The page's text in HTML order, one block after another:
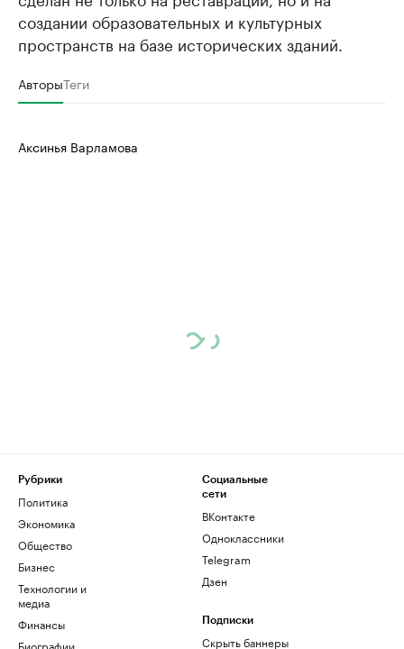
создании образовательных и культурных
пространств на базе исторических зданий.
АвторыТеги
Аксинья Варламова
Рубрики
Политика
Экономика
Общество
Бизнес
Технологии и
медиа
Финансы
Биографии
Социальные
сети
ВКонтакте
Одноклассники
Telegram
Дзен
Подписки
Скрыть баннеры